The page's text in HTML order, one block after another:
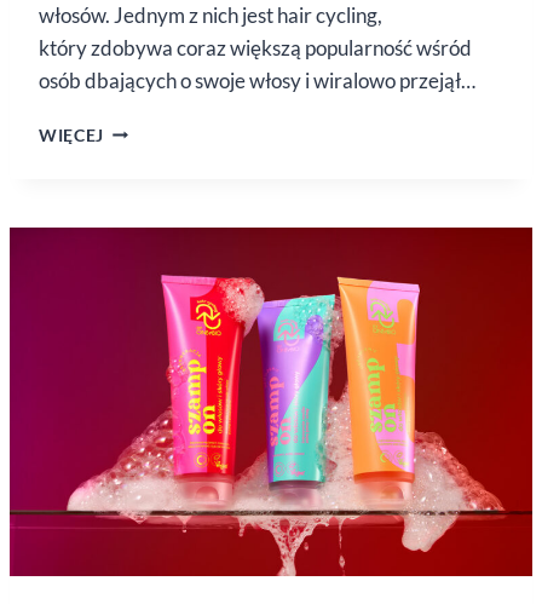
włosów. Jednym z nich jest hair cycling,
który zdobywa coraz większą popularność wśród
osób dbających o swoje włosy i wiralowo przejął…
WIĘCEJ CO DAJE